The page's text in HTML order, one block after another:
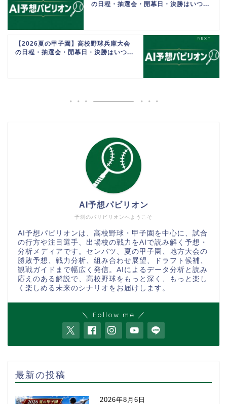
の日程・抽選会・開幕日・決勝はいつ...
【2026夏の甲子園】高校野球兵庫大会
の日程・抽選会・開幕日・決勝はいつ...
予測のパリビリオンへようこそ
AI予想パビリオン
AI予想パビリオンは、高校野球・甲子園を中心に、試合
の行方や注目選手、出場校の戦力をAIで読み解く予想・
分析メディアです。センバツ、夏の甲子園、地方大会の
勝敗予想、戦力分析、組み合わせ展望、ドラフト候補、
観戦ガイドまで幅広く発信。AIによるデータ分析と読み
応えのある解説で、高校野球をもっと深く、もっと楽し
く楽しめる未来のシナリオをお届けします。
＼ Follow me ／
最新の投稿
2026年8月6日